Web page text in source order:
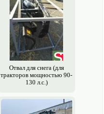
Отвал для снега (для
тракторов мощностью 90-
130 л.с.)